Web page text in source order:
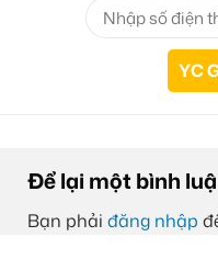
Để lại một bình
Bạn phải đăng nhập